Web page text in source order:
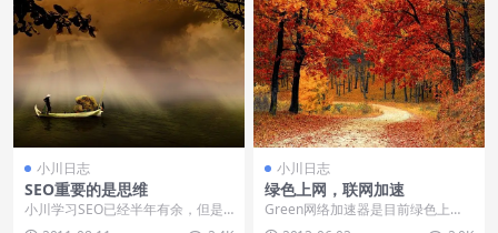
小川日志
SEO重要的是思维
小川学习SEO已经半年有余，但是S
EO所带来的收益却不尽理想，原因
小川日志
绿色上网，联网加速
Green网络加速器是目前绿色上
网，网路加速的一个不错的工具，